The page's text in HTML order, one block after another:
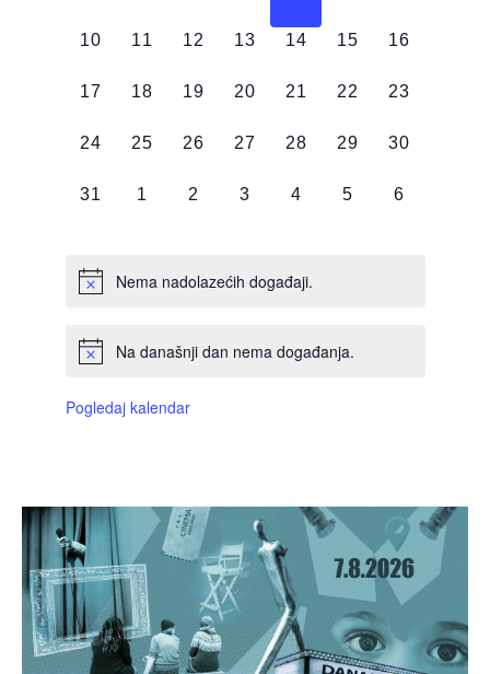
0
10
0
11
0
12
0
13
0
14
0
15
0
16
0
17
0
18
0
19
0
20
0
21
0
22
0
23
0
24
0
25
0
26
0
27
0
28
0
29
0
30
0
31
0
1
0
2
0
3
0
4
0
5
0
6
Nema nadolazećih događaji.
Na današnji dan nema događanja.
Pogledaj kalendar